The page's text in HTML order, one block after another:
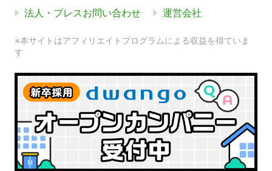
法人・プレスお問い合わせ 運営会社
※本サイトはアフィリエイトプログラムによる収益を得ていま
す